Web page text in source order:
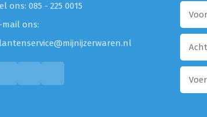
ons: 085 - 225 0015
mail ons: